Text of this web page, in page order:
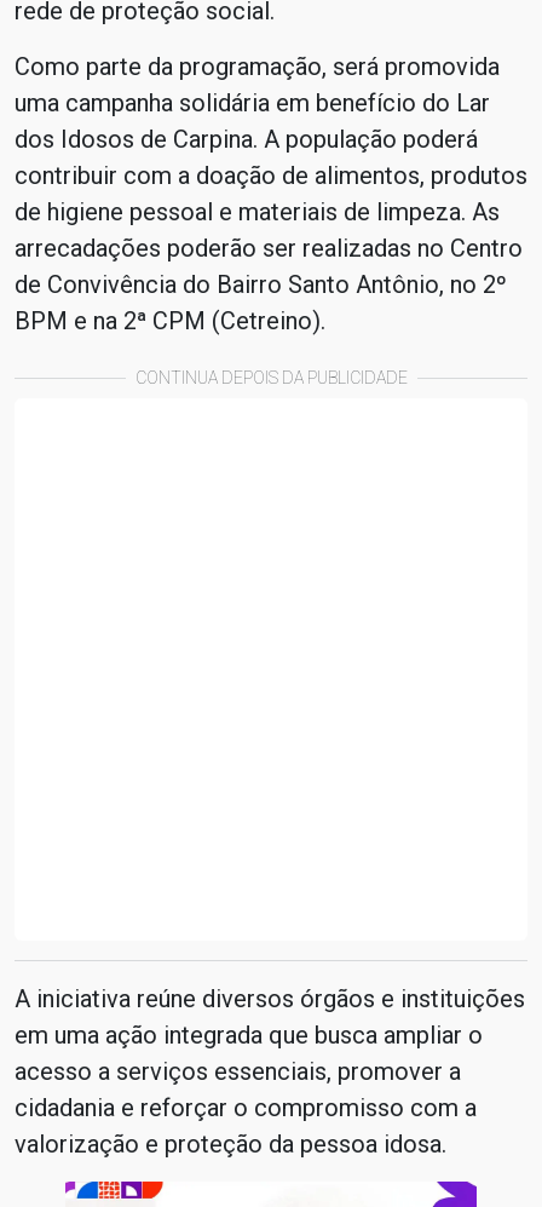
rede de proteção social.
Como parte da programação, será promovida
uma campanha solidária em benefício do Lar
dos Idosos de Carpina. A população poderá
contribuir com a doação de alimentos, produtos
de higiene pessoal e materiais de limpeza. As
arrecadações poderão ser realizadas no Centro
de Convivência do Bairro Santo Antônio, no 2º
BPM e na 2ª CPM (Cetreino).
CONTINUA DEPOIS DA PUBLICIDADE
A iniciativa reúne diversos órgãos e instituições
em uma ação integrada que busca ampliar o
acesso a serviços essenciais, promover a
cidadania e reforçar o compromisso com a
valorização e proteção da pessoa idosa.